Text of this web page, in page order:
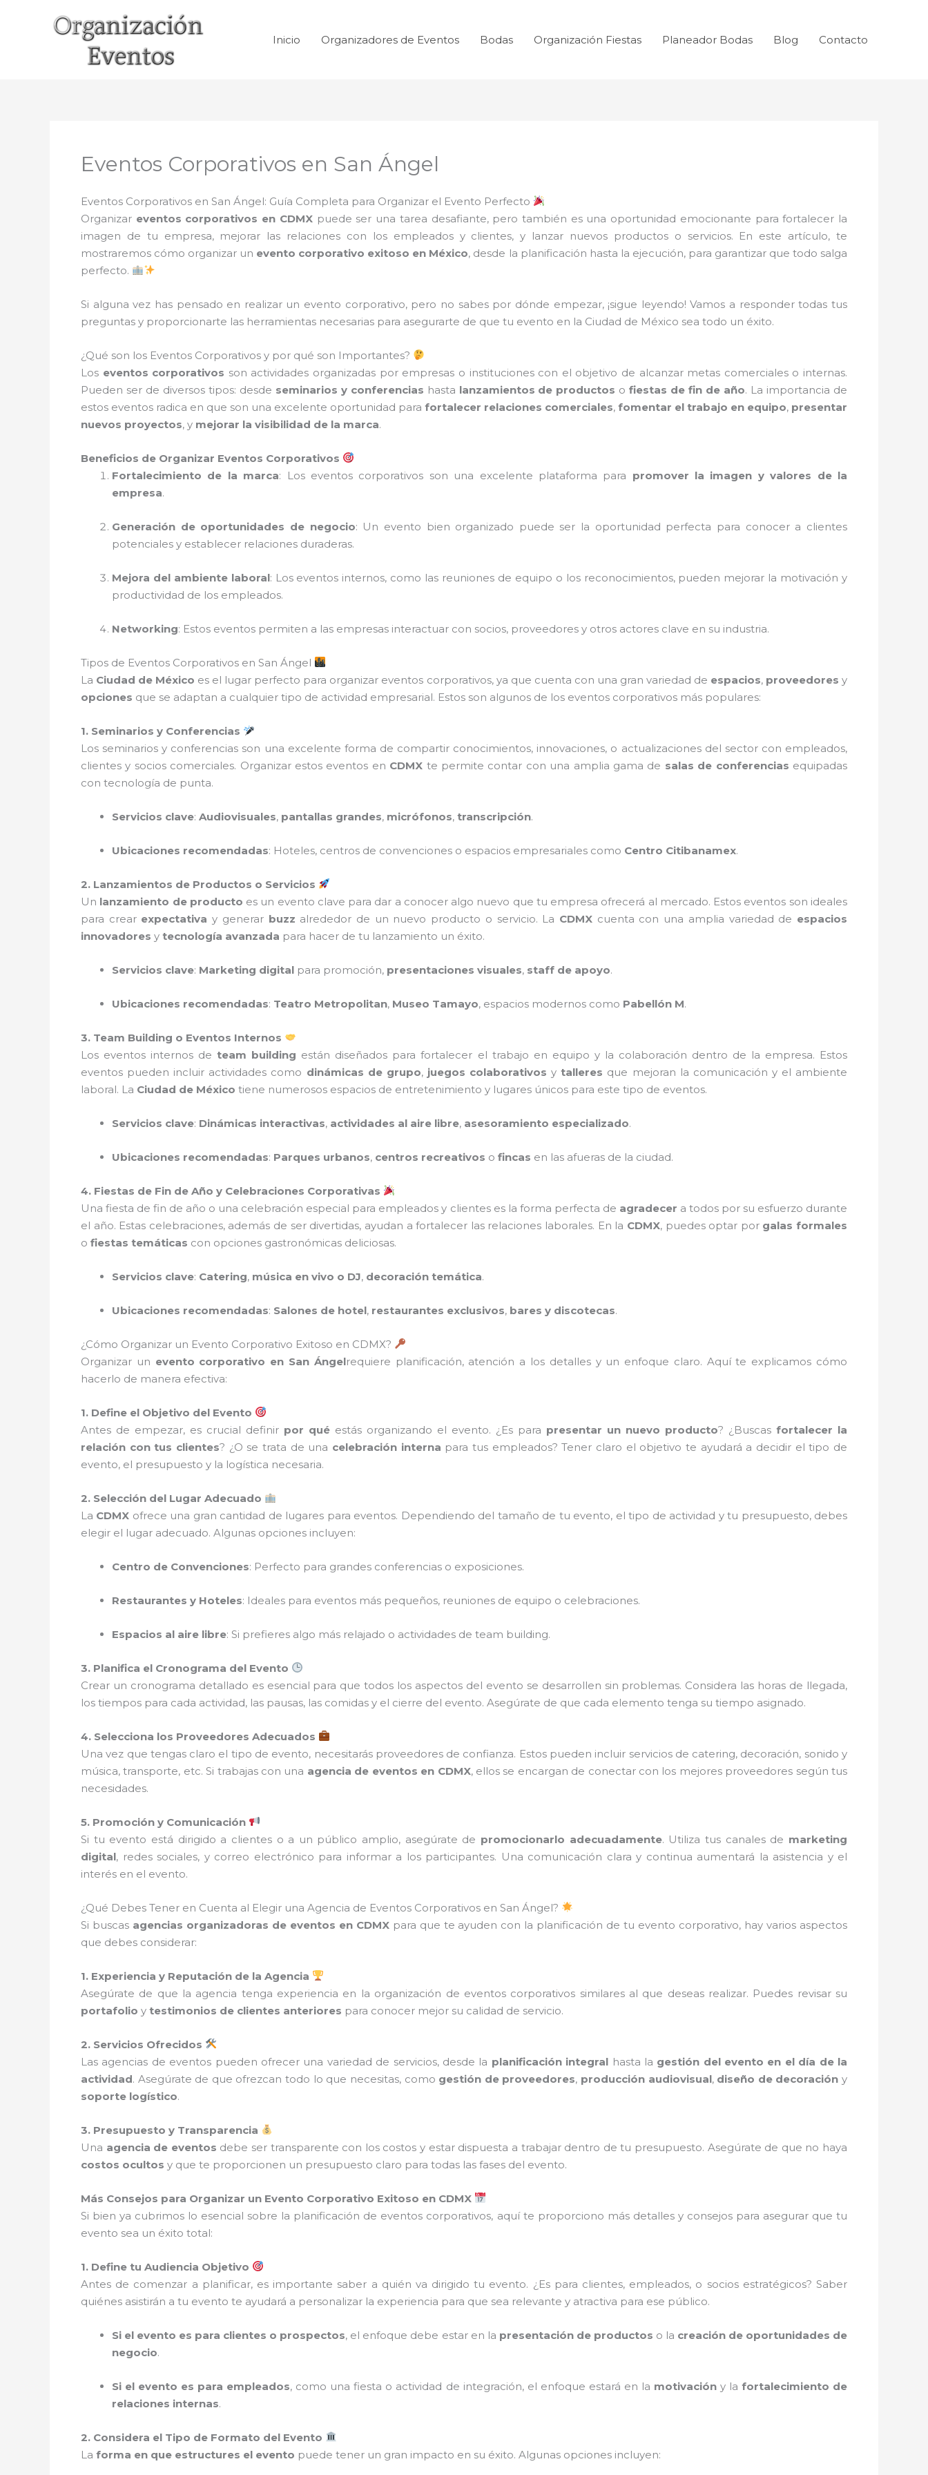
Inicio Organizadores de Eventos Bodas Organización Fiestas Planeador Bodas Blog Contacto
Eventos Corporativos en San Ángel
Eventos Corporativos en San Ángel: Guía Completa para Organizar el Evento Perfecto
Organizar eventos corporativos en CDMXpuede ser una tarea desafiante, pero también es una oportunidad emocionante para fortalecer la
imagen de tu empresa, mejorar las relaciones con los empleados y clientes, y lanzar nuevos productos o servicios. En este artículo, te
mostraremos cómo organizar un evento corporativo exitoso en México, desde la planificación hasta la ejecución, para garantizar que todo salga
perfecto.
Si alguna vez has pensado en realizar un evento corporativo, pero no sabes por dónde empezar, ¡sigue leyendo! Vamos a responder todas tus
preguntas y proporcionarte las herramientas necesarias para asegurarte de que tu evento en la Ciudad de México sea todo un éxito.
¿Qué son los Eventos Corporativos y por qué son Importantes?
Los eventos corporativos son actividades organizadas por empresas o instituciones con el objetivo de alcanzar metas comerciales o internas.
Pueden ser de diversos tipos: desde seminarios y conferencias hasta lanzamientos de productos ofiestas de fin de año. La importancia de
estos eventos radica en que son una excelente oportunidad para fortalecer relaciones comerciales, fomentar el trabajo en equipo, presentar
nuevos proyectos, y mejorar la visibilidad de la marca.
Beneficios de Organizar Eventos Corporativos
Fortalecimiento de la marca: Los eventos corporativos son una excelente plataforma para promover la imagen y valores de la
empresa.
Generación de oportunidades de negocio: Un evento bien organizado puede ser la oportunidad perfecta para conocer a clientes
potenciales y establecer relaciones duraderas.
Mejora del ambiente laboral: Los eventos internos, como las reuniones de equipo o los reconocimientos, pueden mejorar la motivación y
productividad de los empleados.
Networking: Estos eventos permiten a las empresas interactuar con socios, proveedores y otros actores clave en su industria.
Tipos de Eventos Corporativos en San Ángel
La Ciudad de México es el lugar perfecto para organizar eventos corporativos, ya que cuenta con una gran variedad de espacios, proveedores y
opciones que se adaptan a cualquier tipo de actividad empresarial. Estos son algunos de los eventos corporativos más populares:
1. Seminarios y Conferencias
Los seminarios y conferencias son una excelente forma de compartir conocimientos, innovaciones, o actualizaciones del sector con empleados,
clientes y socios comerciales. Organizar estos eventos en CDMX te permite contar con una amplia gama de salas de conferencias equipadas
con tecnología de punta.
Servicios clave: Audiovisuales, pantallas grandes, micrófonos, transcripción.
Ubicaciones recomendadas: Hoteles, centros de convenciones o espacios empresariales como Centro Citibanamex.
2. Lanzamientos de Productos o Servicios
Un lanzamiento de producto es un evento clave para dar a conocer algo nuevo que tu empresa ofrecerá al mercado. Estos eventos son ideales
para crear expectativa y generar buzz alrededor de un nuevo producto o servicio. La CDMX cuenta con una amplia variedad de espacios
innovadores y tecnología avanzada para hacer de tu lanzamiento un éxito.
Servicios clave: Marketing digital para promoción, presentaciones visuales, staff de apoyo.
Ubicaciones recomendadas: Teatro Metropolitan, Museo Tamayo, espacios modernos como Pabellón M.
3. Team Building o Eventos Internos
Los eventos internos deteam building están diseñados para fortalecer el trabajo en equipo y la colaboración dentro de la empresa. Estos
eventos pueden incluir actividades como dinámicas de grupo, juegos colaborativos ytalleres que mejoran la comunicación y el ambiente
laboral. La Ciudad de México tiene numerosos espacios de entretenimiento y lugares únicos para este tipo de eventos.
Servicios clave: Dinámicas interactivas, actividades al aire libre, asesoramiento especializado.
Ubicaciones recomendadas: Parques urbanos, centros recreativos o fincas en las afueras de la ciudad.
4. Fiestas de Fin de Año y Celebraciones Corporativas
Una fiesta de fin de año o una celebración especial para empleados y clientes es la forma perfecta de agradecer a todos por su esfuerzo durante
el año. Estas celebraciones, además de ser divertidas, ayudan a fortalecer las relaciones laborales. En la CDMX, puedes optar por galas formales
o fiestas temáticas con opciones gastronómicas deliciosas.
Servicios clave: Catering, música en vivo o DJ, decoración temática.
Ubicaciones recomendadas: Salones de hotel, restaurantes exclusivos, bares y discotecas.
¿Cómo Organizar un Evento Corporativo Exitoso en CDMX?
Organizar un evento corporativo en San Ángelrequiere planificación, atención a los detalles y un enfoque claro. Aquí te explicamos cómo
hacerlo de manera efectiva:
1. Define el Objetivo del Evento
Antes de empezar, es crucial definir por qué estás organizando el evento. ¿Es para presentar un nuevo producto? ¿Buscas fortalecer la
relación con tus clientes? ¿O se trata de una celebración interna para tus empleados? Tener claro el objetivo te ayudará a decidir el tipo de
evento, el presupuesto y la logística necesaria.
2. Selección del Lugar Adecuado
La CDMX ofrece una gran cantidad de lugares para eventos. Dependiendo del tamaño de tu evento, el tipo de actividad y tu presupuesto, debes
elegir el lugar adecuado. Algunas opciones incluyen:
Centro de Convenciones: Perfecto para grandes conferencias o exposiciones.
Restaurantes y Hoteles: Ideales para eventos más pequeños, reuniones de equipo o celebraciones.
Espacios al aire libre: Si prefieres algo más relajado o actividades de team building.
3. Planifica el Cronograma del Evento
Crear un cronograma detallado es esencial para que todos los aspectos del evento se desarrollen sin problemas. Considera las horas de llegada,
los tiempos para cada actividad, las pausas, las comidas y el cierre del evento. Asegúrate de que cada elemento tenga su tiempo asignado.
4. Selecciona los Proveedores Adecuados
Una vez que tengas claro el tipo de evento, necesitarás proveedores de confianza. Estos pueden incluir servicios de catering, decoración, sonido y
música, transporte, etc. Si trabajas con una agencia de eventos en CDMX, ellos se encargan de conectar con los mejores proveedores según tus
necesidades.
5. Promoción y Comunicación
Si tu evento está dirigido a clientes o a un público amplio, asegúrate de promocionarlo adecuadamente. Utiliza tus canales de marketing
digital, redes sociales, y correo electrónico para informar a los participantes. Una comunicación clara y continua aumentará la asistencia y el
interés en el evento.
¿Qué Debes Tener en Cuenta al Elegir una Agencia de Eventos Corporativos en San Ángel?
Si buscas agencias organizadoras de eventos en CDMXpara que te ayuden con la planificación de tu evento corporativo, hay varios aspectos
que debes considerar:
1. Experiencia y Reputación de la Agencia
Asegúrate de que la agencia tenga experiencia en la organización de eventos corporativos similares al que deseas realizar. Puedes revisar su
portafolio y testimonios de clientes anteriores para conocer mejor su calidad de servicio.
2. Servicios Ofrecidos
Las agencias de eventos pueden ofrecer una variedad de servicios, desde la planificación integral hasta la gestión del evento en el día de la
actividad. Asegúrate de que ofrezcan todo lo que necesitas, como gestión de proveedores, producción audiovisual, diseño de decoración y
soporte logístico.
3. Presupuesto y Transparencia
Una agencia de eventos debe ser transparente con los costos y estar dispuesta a trabajar dentro de tu presupuesto. Asegúrate de que no haya
costos ocultos y que te proporcionen un presupuesto claro para todas las fases del evento.
Más Consejos para Organizar un Evento Corporativo Exitoso en CDMX
Si bien ya cubrimos lo esencial sobre la planificación de eventos corporativos, aquí te proporciono más detalles y consejos para asegurar que tu
evento sea un éxito total:
1. Define tu Audiencia Objetivo
Antes de comenzar a planificar, es importante saber a quién va dirigido tu evento. ¿Es para clientes, empleados, o socios estratégicos? Saber
quiénes asistirán a tu evento te ayudará a personalizar la experiencia para que sea relevante y atractiva para ese público.
Si el evento es para clientes o prospectos, el enfoque debe estar en la presentación de productos o la creación de oportunidades de
negocio.
Si el evento es para empleados, como una fiesta o actividad de integración, el enfoque estará en la motivacióny la fortalecimiento de
relaciones internas.
2. Considera el Tipo de Formato del Evento
La forma en que estructures el evento puede tener un gran impacto en su éxito. Algunas opciones incluyen: